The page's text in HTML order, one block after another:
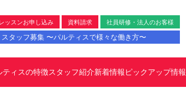
ッスンお申し込み 資料請求 社員研修・法人のお客様
スタッフ募集 〜パルティスで様々な働き方〜
ティスの特徴スタッフ紹介新着情報ピックアップ情報